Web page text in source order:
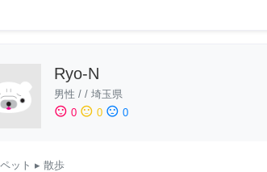
Ryo-N
男性 / / 埼玉県
sentiment_satisfied 0 sentiment_neutral 0 sentiment_dissatisfied 0
ペット ▸ 散歩